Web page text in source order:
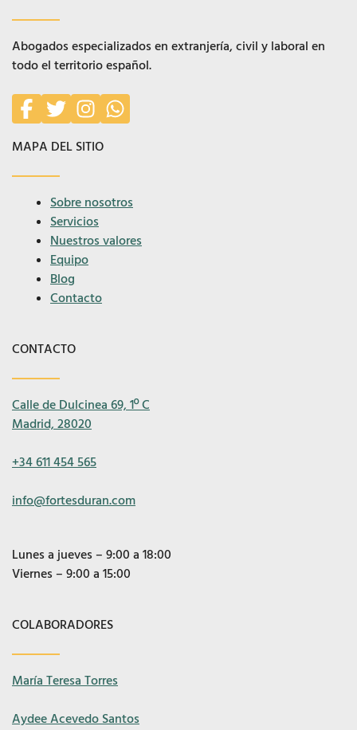
Abogados especializados en extranjería, civil y laboral en
todo el territorio español.
MAPA DEL SITIO
Sobre nosotros
Servicios
Nuestros valores
Equipo
Blog
Contacto
CONTACTO
Calle de Dulcinea 69, 1º C
Madrid, 28020
+34 611 454 565
info@fortesduran.com
Lunes a jueves – 9:00 a 18:00
Viernes – 9:00 a 15:00
COLABORADORES
María Teresa Torres
Aydee Acevedo Santos